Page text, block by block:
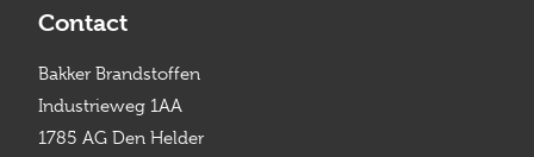
Contact
Bakker Brandstoffen
Industrieweg 1AA
1785 AG Den Helder